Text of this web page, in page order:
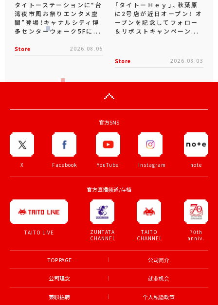
タイトーステーションに“台
湾夜市風お祭りエンタメ空
間”登場！キャナルシティ博
多センターウォーク5Fに...
Store 2026.08.05
「タイトーＨｅｙ」、秋葉原
に2号店が近日オープン！ オ
ープンを記念してフォロー
＆リポストキャンペーン...
Store 2026.08.03
官方SNS
X Facebook YouTube Instagram note
官方直播频道/存档
TAITO LIVE
ZUNTATA
CHANNEL
TAITO
CHANNEL
70th
anniv.
TOP PAGE 公司简介
公司理念 就业机会
兼职招聘 个人私隐政策